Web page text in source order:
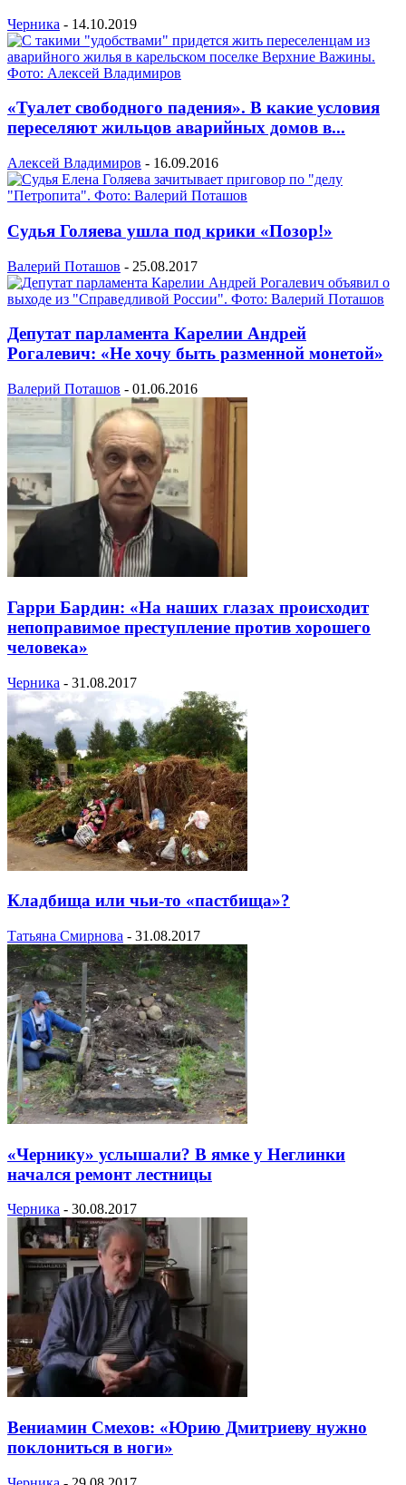
Черника - 14.10.2019
«Туалет свободного падения». В какие условия
переселяют жильцов аварийных домов в...
Алексей Владимиров - 16.09.2016
Судья Голяева ушла под крики «Позор!»
Валерий Поташов - 25.08.2017
Депутат парламента Карелии Андрей
Рогалевич: «Не хочу быть разменной монетой»
Валерий Поташов - 01.06.2016
Гарри Бардин: «На наших глазах происходит
непоправимое преступление против хорошего
человека»
Черника - 31.08.2017
Кладбища или чьи-то «пастбища»?
Татьяна Смирнова - 31.08.2017
«Чернику» услышали? В ямке у Неглинки
начался ремонт лестницы
Черника - 30.08.2017
Вениамин Смехов: «Юрию Дмитриеву нужно
поклониться в ноги»